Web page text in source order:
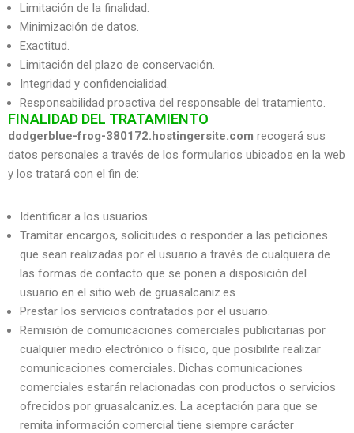
Limitación de la finalidad.
Minimización de datos.
Exactitud.
Limitación del plazo de conservación.
Integridad y confidencialidad.
Responsabilidad proactiva del responsable del tratamiento.
FINALIDAD DEL TRATAMIENTO
dodgerblue-frog-380172.hostingersite.com recogerá sus
datos personales a través de los formularios ubicados en la web
y los tratará con el fin de:
Identificar a los usuarios.
Tramitar encargos, solicitudes o responder a las peticiones
que sean realizadas por el usuario a través de cualquiera de
las formas de contacto que se ponen a disposición del
usuario en el sitio web de gruasalcaniz.es
Prestar los servicios contratados por el usuario.
Remisión de comunicaciones comerciales publicitarias por
cualquier medio electrónico o físico, que posibilite realizar
comunicaciones comerciales. Dichas comunicaciones
comerciales estarán relacionadas con productos o servicios
ofrecidos por gruasalcaniz.es. La aceptación para que se
remita información comercial tiene siempre carácter